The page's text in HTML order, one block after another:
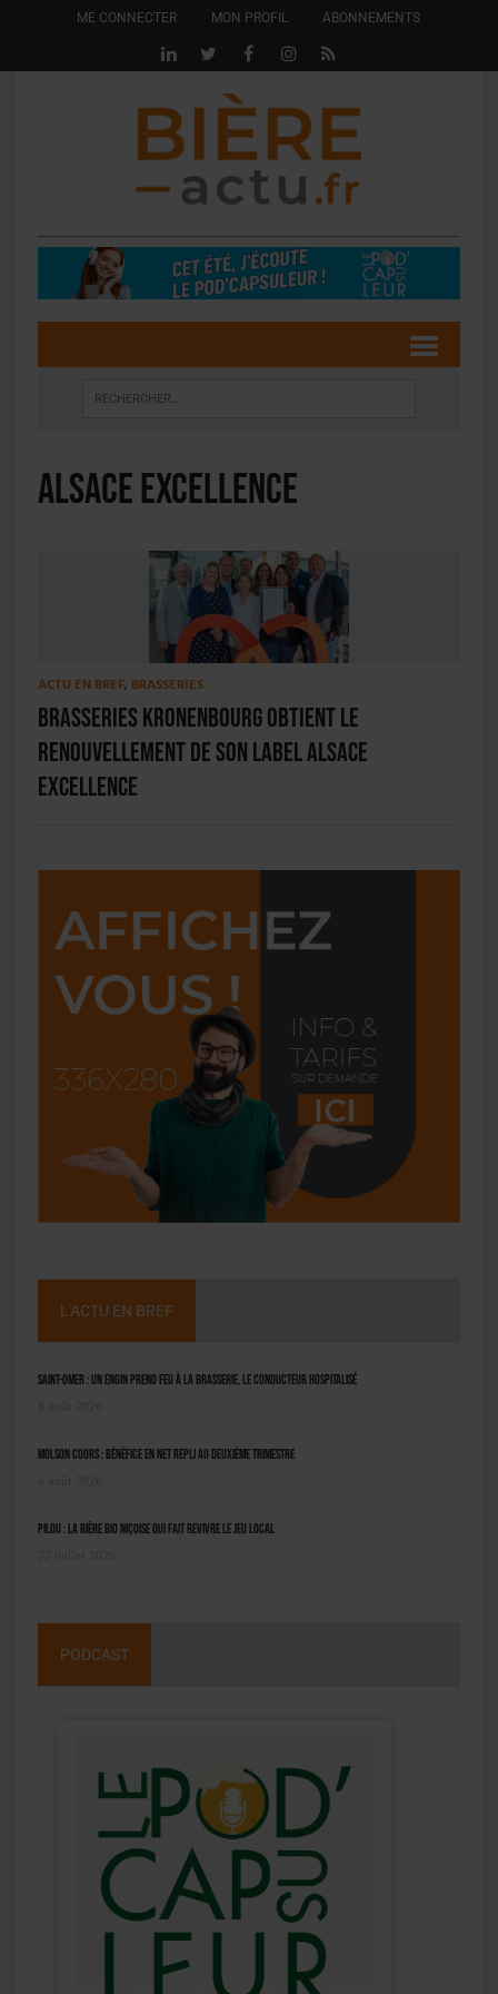
ME CONNECTER MON PROFIL ABONNEMENTS
Alsace Excellence
ACTU EN BREF, BRASSERIES
Brasseries Kronenbourg obtient le
renouvellement de son label Alsace
Excellence
L'ACTU EN BREF
Saint-Omer : un engin prend feu à la brasserie, le conducteur hospitalisé
Molson Coors : bénéfice en net repli au deuxième trimestre
Pilou : la bière bio niçoise qui fait revivre le jeu local
PODCAST